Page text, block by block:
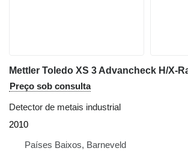
Mettler Toledo XS 3 Advancheck H/X-
Preço sob consulta
Detector de metais industrial
2010
Países Baixos, Barneveld